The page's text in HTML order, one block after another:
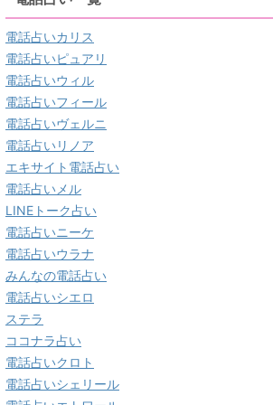
電話占いカリス
電話占いピュアリ
電話占いウィル
電話占いフィール
電話占いヴェルニ
電話占いリノア
エキサイト電話占い
電話占いメル
LINEトーク占い
電話占いニーケ
電話占いウラナ
みんなの電話占い
電話占いシエロ
ステラ
ココナラ占い
電話占いクロト
電話占いシェリール